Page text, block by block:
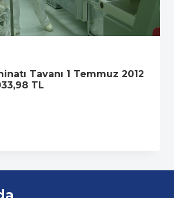
Tavanı 1 Temmuz 2012
TL